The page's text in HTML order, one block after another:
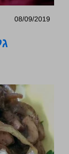
08/09/2019